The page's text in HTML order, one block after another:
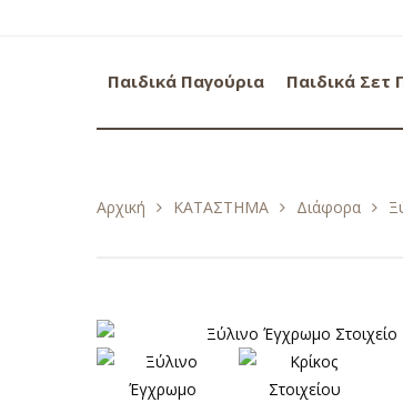
Παιδικά Παγούρια Παιδικά Σετ
Αρχική ΚΑΤΑΣΤΗΜΑ Διάφορα